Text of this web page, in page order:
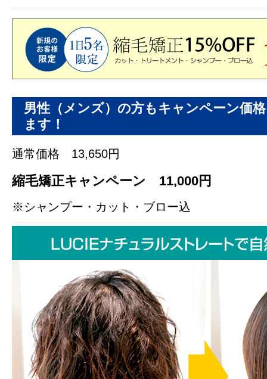
男性（メンズ）の方もキャンペーン価
ます！
通常価格 13,650円
縮毛矯正キャンペーン 11,000円
※シャンプー・カット・ブロー込